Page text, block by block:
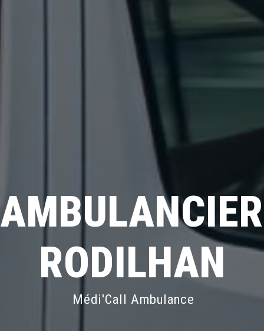
AMBULANCIER
RODILHAN
Médi'Call Ambulance